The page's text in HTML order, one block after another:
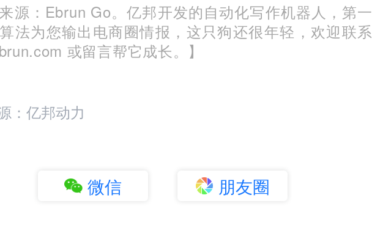
来源：Ebrun Go。亿邦开发的自动化写作机器人，第一
法为您输出电商圈情报，这只狗还很年轻，欢迎联系
或留言帮它成长。】
：亿邦动力
微信 朋友圈